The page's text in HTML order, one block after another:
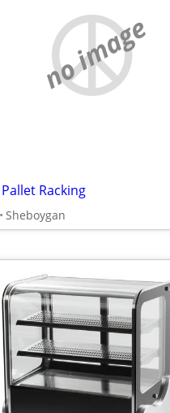
no image
Racking
Sheboygan